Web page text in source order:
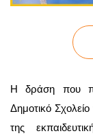
Η δράση που
Δημοτικό
της